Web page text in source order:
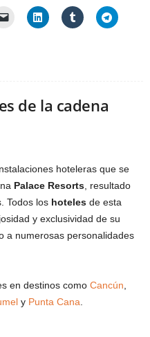
de la cadena
hoteleras que se
Palace Resorts , resultado
Todos los hoteles de esta
y exclusividad de su
a numerosas personalidades
en destinos como Cancún
y Punta Cana